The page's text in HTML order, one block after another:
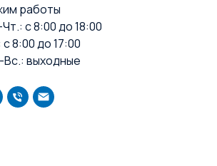
работы
с 8:00 до 18:00
8:00 до 17:00
выходные